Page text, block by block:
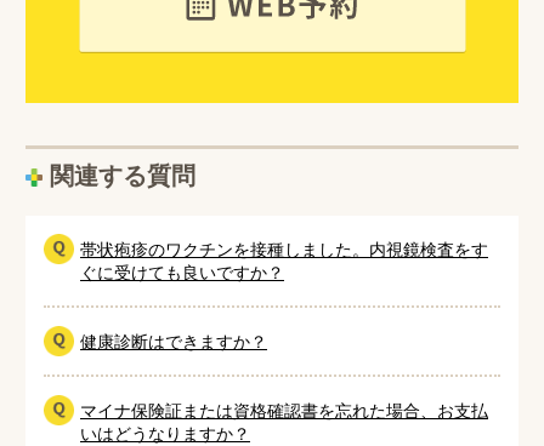
関連する質問
帯状疱疹のワクチンを接種しました。内視鏡検査をす
ぐに受けても良いですか？
健康診断はできますか？
マイナ保険証または資格確認書を忘れた場合、お支払
いはどうなりますか？